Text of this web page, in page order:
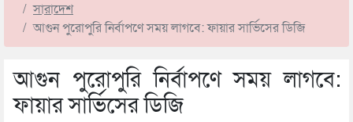
সারাদেশ
আগুন পুরোপুরি নির্বাপণে সময় লাগবে: ফায়ার সার্ভিসের ডিজি
আগুন পুরোপুরি নির্বাপণে সময় লাগবে:
ফায়ার সার্ভিসের ডিজি